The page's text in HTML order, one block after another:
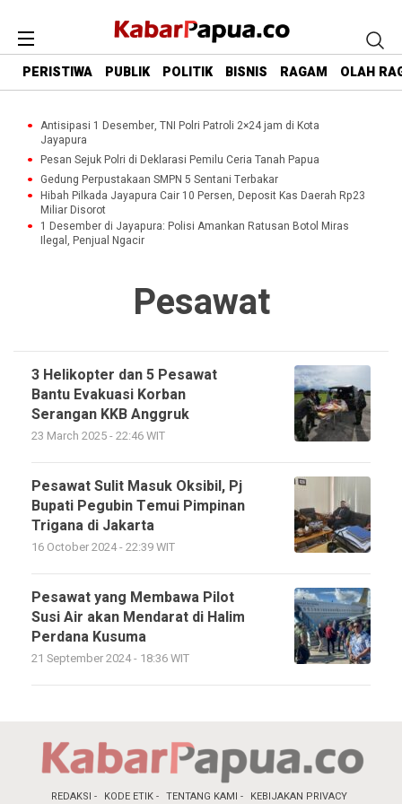
PERISTIWA PUBLIK POLITIK BISNIS RAGAM OLAH
Antisipasi 1 Desember, TNI Polri Patroli 2×24 jam di Kota
Jayapura
Pesan Sejuk Polri di Deklarasi Pemilu Ceria Tanah Papua
Gedung Perpustakaan SMPN 5 Sentani Terbakar
Hibah Pilkada Jayapura Cair 10 Persen, Deposit Kas Daerah Rp23
Miliar Disorot
1 Desember di Jayapura: Polisi Amankan Ratusan Botol Miras
Ilegal, Penjual Ngacir
Pesawat
3 Helikopter dan 5 Pesawat
Bantu Evakuasi Korban
Serangan KKB Anggruk
23 March 2025 - 22:46 WIT
Pesawat Sulit Masuk Oksibil, Pj
Bupati Pegubin Temui Pimpinan
Trigana di Jakarta
16 October 2024 - 22:39 WIT
Pesawat yang Membawa Pilot
Susi Air akan Mendarat di Halim
Perdana Kusuma
21 September 2024 - 18:36 WIT
REDAKSI KODE ETIK TENTANG KAMI KEBIJAKAN PRIVACY